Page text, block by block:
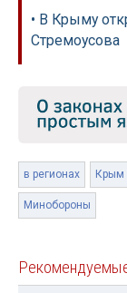
• В Крыму
Стремоусова
в регионах Крым
Минобороны